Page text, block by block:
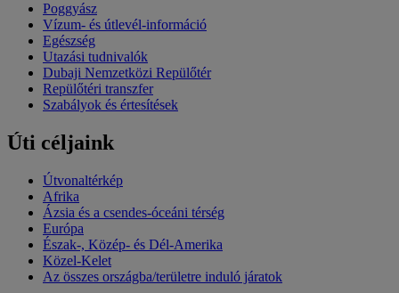
Poggyász
Vízum- és útlevél-információ
Egészség
Utazási tudnivalók
Dubaji Nemzetközi Repülőtér
Repülőtéri transzfer
Szabályok és értesítések
Úti céljaink
Útvonaltérkép
Afrika
Ázsia és a csendes-óceáni térség
Európa
Észak-, Közép- és Dél-Amerika
Közel-Kelet
Az összes országba/területre induló járatok